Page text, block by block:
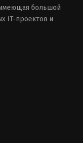
имеющая большой
IT-проектов и